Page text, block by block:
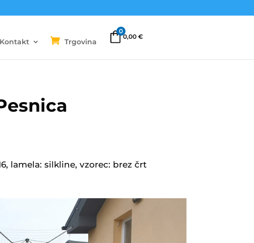
Kontakt Trgovina
0
0,00 €
lamela: silkline, vzorec: brez črt